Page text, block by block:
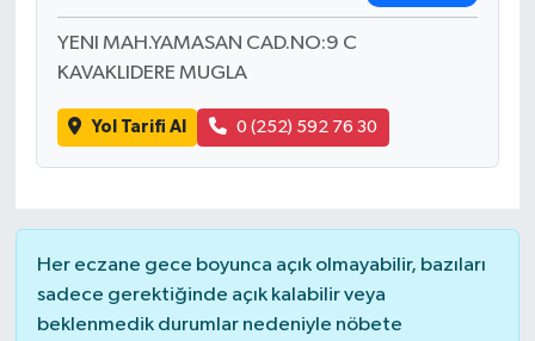
YENI MAH.YAMASAN CAD.NO:9 C
KAVAKLIDERE MUGLA
Yol Tarifi Al 0 (252) 592 76 30
Her eczane gece boyunca açık olmayabilir, bazıları
sadece gerektiğinde açık kalabilir veya
beklenmedik durumlar nedeniyle nöbete